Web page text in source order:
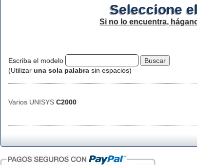
Seleccione
Si no lo encuentra,
Escriba el modelo
(Utilizar una sola palabra sin espacios)
Varios UNISYS C2000